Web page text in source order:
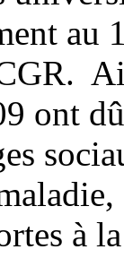
au
ont
à